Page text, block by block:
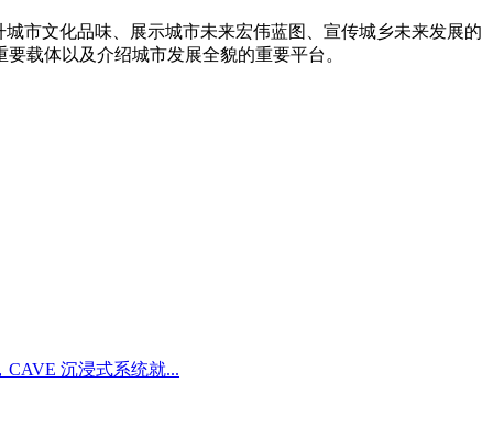
城市文化品味、展示城市未来宏伟蓝图、宣传城乡未来发展的
载体以及介绍城市发展全貌的重要平台。
沉浸式系统就...